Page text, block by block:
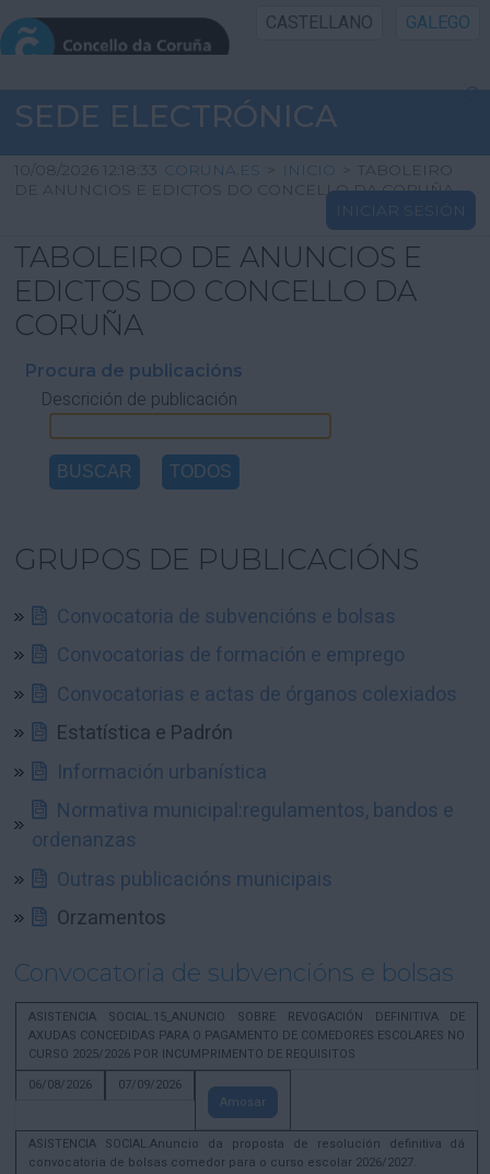
CASTELLANO GALEGO
INICIO SEDE
INICIO
INFORMACIÓN PÚBLICA
CARTAFOL CIDADÁN
AXUDA
SEDE ELECTRÓNICA
10/08/2026 12:18:33 CORUNA.ES > INICIO > TABOLEIRO
DE ANUNCIOS E EDICTOS DO CONCELLO DA CORUÑA
INICIAR SESIÓN
TABOLEIRO DE ANUNCIOS E
EDICTOS DO CONCELLO DA
CORUÑA
Procura de publicacións
Descrición de publicación
GRUPOS DE PUBLICACIÓNS
Convocatoria de subvencións e bolsas
Convocatorias de formación e emprego
Convocatorias e actas de órganos colexiados
Estatística e Padrón
Información urbanística
Normativa municipal:regulamentos, bandos e
ordenanzas
Outras publicacións municipais
Orzamentos
Convocatoria de subvencións e bolsas
ASISTENCIA SOCIAL.15_ANUNCIO SOBRE REVOGACIÓN DEFINITIVA DE
AXUDAS CONCEDIDAS PARA O PAGAMENTO DE COMEDORES ESCOLARES NO
CURSO 2025/2026 POR INCUMPRIMENTO DE REQUISITOS
06/08/2026
07/09/2026
Amosar
ASISTENCIA SOCIAL.Anuncio da proposta de resolución definitiva dá
convocatoria de bolsas comedor para o curso escolar 2026/2027.